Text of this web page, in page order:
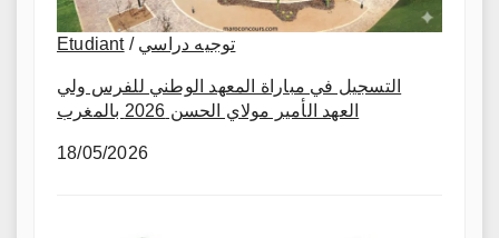
Etudiant/ توجيه دراسي
التسجيل في مباراة المعهد الوطني للفرس ولي
العهد الأمير مولاي الحسن 2026 بالمغرب
18/05/2026